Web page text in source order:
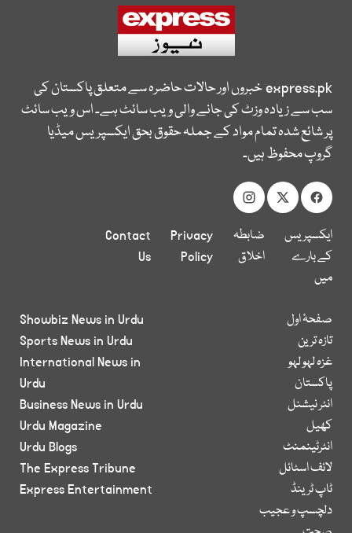
express.pkخبروں اور حالات حاضرہ سے متعلق پاکستان کی
سب سے زیادہ وزٹ کی جانے والی ویب سائٹ ہے۔ اس ویب سائٹ
پر شائع شدہ تمام مواد کے جملہ حقوق بحق ایکسپریس میڈیا
گروپ محفوظ ہیں۔
ایکسپریس
کے بارے
میں
ضابطہ
اخلاق
Privacy
Policy
Contact
Us
صفحۂ اول
تازہ ترین
غزہ لہو لہو
پاکستان
انٹر نیشنل
کھیل
انٹرٹینمنٹ
لائف اسٹائل
ٹاپ ٹرینڈ
دلچسپ و عجیب
Showbiz News in Urdu
Sports News in Urdu
International News in
Urdu
Business News in Urdu
Urdu Magazine
Urdu Blogs
The Express Tribune
Express Entertainment